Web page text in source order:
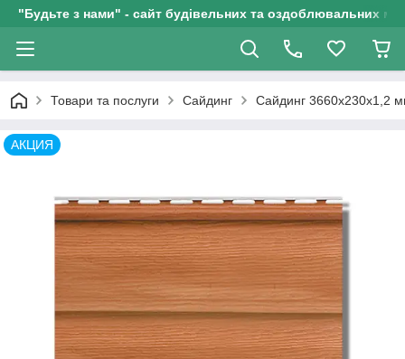
"Будьте з нами" - сайт будівельних та оздоблювальних
Товари та послуги Сайдинг Сайдинг 3660х230х1,2
АКЦИЯ